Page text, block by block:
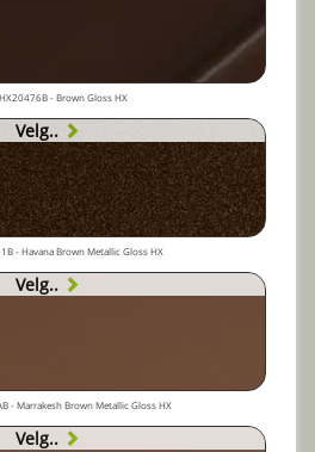
- Brown Gloss HX
Velg..
- Havana Brown Metallic Gloss HX
Velg..
- Marrakesh Brown Metallic Gloss HX
Velg..